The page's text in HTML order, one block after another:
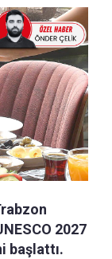
2027
başlattı.